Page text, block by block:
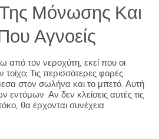
Μόνωσης Και
Αγνοείς
από τον νεροχύτη, εκεί που οι
Τις περισσότερες φορές
στον σωλήνα και το μπετό. Αυτή
εντόμων. Αν δεν κλείσεις αυτές τις
θα έρχονται συνέχεια